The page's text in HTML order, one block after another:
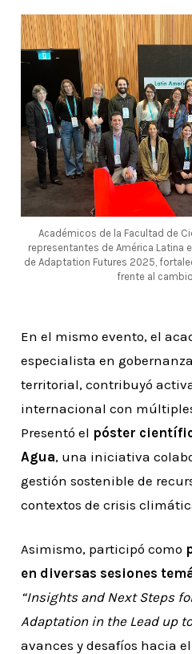
Académicos de la Facultad de
representantes de América Latina
de Adaptation Futures 2025,
frente al
En el mismo evento, el
especialista en
territorial, contribuyó
internacional con
Presentó el póster
Agua, una iniciativa
gestión sostenible de
contextos de crisis
Asimismo, participó como
en diversas sesiones
“Insights and Next Steps
Adaptation in the Lead up to
avances y desafíos hacia